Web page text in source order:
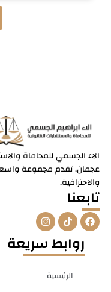
الاء الجسمي للمحاماة
عجمان، تقدم مجموعة واسعة
والاحترافية.
تابعنا
F
a
c
b
T
i
k
t
o
I
n
s
t
a
روابط سريعة
الرئيسية